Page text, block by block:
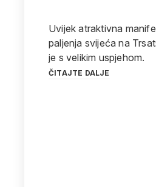
Uvijek atraktivna
paljenja svijeća na
je s velikim uspjehom.
ČITAJTE DALJE